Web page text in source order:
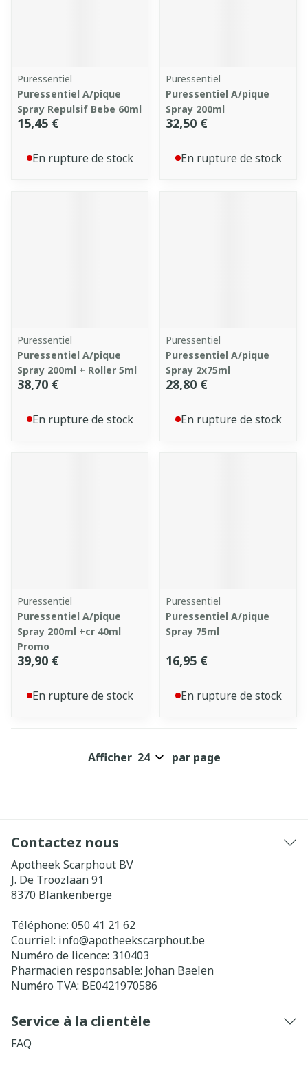
Puressentiel
Puressentiel A/pique
Spray Repulsif Bebe 60ml
15,45 €
En rupture de stock
Puressentiel
Puressentiel A/pique
Spray 200ml
32,50 €
En rupture de stock
Puressentiel
Puressentiel A/pique
Spray 200ml + Roller 5ml
38,70 €
En rupture de stock
Puressentiel
Puressentiel A/pique
Spray 2x75ml
28,80 €
En rupture de stock
Puressentiel
Puressentiel A/pique
Spray 200ml +cr 40ml
Promo
39,90 €
En rupture de stock
Puressentiel
Puressentiel A/pique
Spray 75ml
16,95 €
En rupture de stock
Afficher par page
Contactez nous
Apotheek Scarphout BV
J. De Troozlaan 91
8370 Blankenberge
Téléphone: 050 41 21 62
Courriel: info@apotheekscarphout.be
Numéro de licence: 310403
Pharmacien responsable: Johan Baelen
Numéro TVA: BE0421970586
Service à la clientèle
FAQ